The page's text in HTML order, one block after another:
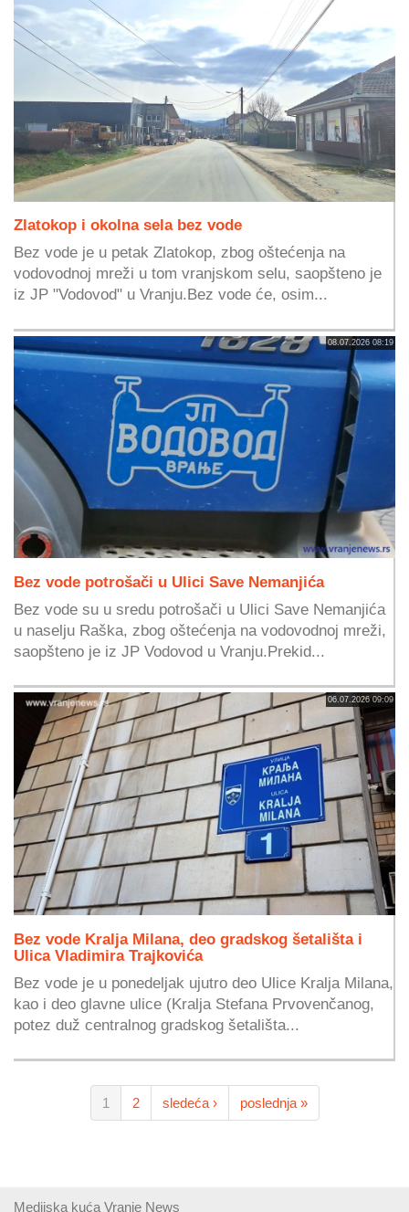
Zlatokop i okolna sela bez vode
Bez vode je u petak Zlatokop, zbog oštećenja na
vodovodnoj mreži u tom vranjskom selu, saopšteno je
iz JP "Vodovod" u Vranju.Bez vode će, osim...
08.07.2026 08:19
Bez vode potrošači u Ulici Save Nemanjića
Bez vode su u sredu potrošači u Ulici Save Nemanjića
u naselju Raška, zbog oštećenja na vodovodnoj mreži,
saopšteno je iz JP Vodovod u Vranju.Prekid...
06.07.2026 09:09
Bez vode Kralja Milana, deo gradskog šetališta i
Ulica Vladimira Trajkovića
Bez vode je u ponedeljak ujutro deo Ulice Kralja Milana,
kao i deo glavne ulice (Kralja Stefana Prvovenčanog,
potez duž centralnog gradskog šetališta...
1 2 sledeća › poslednja »
Medijska kuća Vranje News